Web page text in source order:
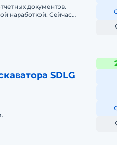
документов.
наработкой. Сейчас
SDLG